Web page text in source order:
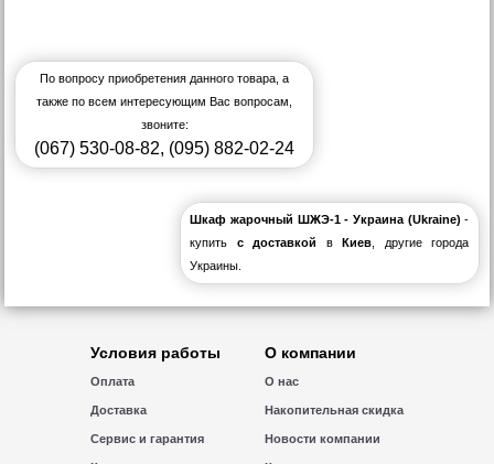
По вопросу приобретения данного товара, а
также по всем интересующим Вас вопросам,
звоните:
(067) 530-08-82, (095) 882-02-24
Шкаф жарочный ШЖЭ-1 - Украина (Ukraine)-
купить с доставкой вКиев , другие города
Украины.
Условия работы
Оплата
Доставка
Сервис и гарантия
О компании
О нас
Накопительная скидка
Новости компании